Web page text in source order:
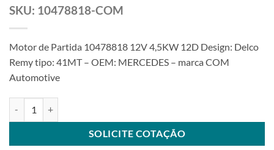
SKU: 10478818-COM
Motor de Partida 10478818 12V 4,5KW 12D Design: Delco
Remy tipo: 41MT – OEM: MERCEDES – marca COM
Automotive
SOLICITE COTAÇÃO